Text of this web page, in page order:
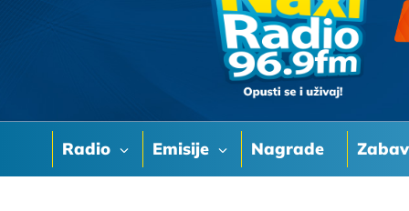
Radio Emisije Nagrade